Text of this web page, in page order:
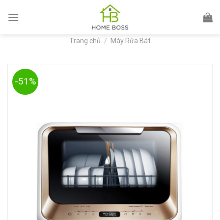
Trang chủ / Máy Rửa Bát
-51%